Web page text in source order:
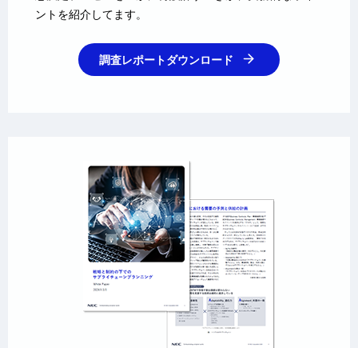
ントを紹介してます。
調査レポートダウンロード